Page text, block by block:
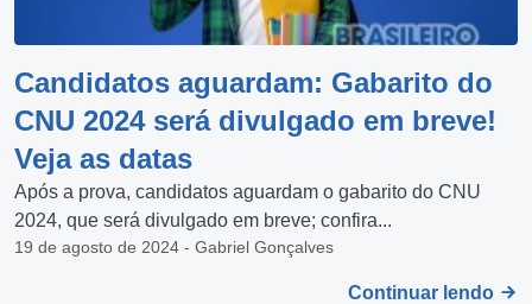
Candidatos aguardam: Gabarito do
CNU 2024 será divulgado em breve!
Veja as datas
Após a prova, candidatos aguardam o gabarito do CNU
2024, que será divulgado em breve; confira...
19 de agosto de 2024 - Gabriel Gonçalves
Continuar lendo